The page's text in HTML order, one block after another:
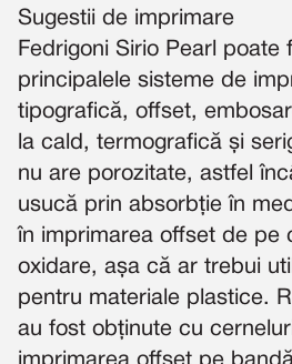
Sugestii de imprimare
Fedrigoni Sirio Pearl poate
principalele sisteme de
tipografică, offset,
la cald, termografică și
nu are porozitate, astfel
usucă prin absorbție în
în imprimarea offset de pe
oxidare, așa că ar trebui
pentru materiale plastice.
au fost obținute cu